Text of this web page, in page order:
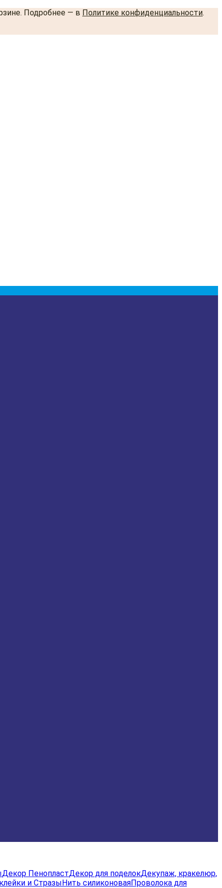
Подробнее — в Политике конфиденциальности.
Декор ПенопластДекор для поделокДекупаж, кракелюр,
и СтразыНить силиконоваяПроволока для